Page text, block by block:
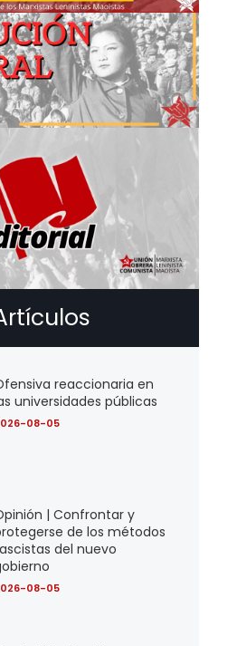
reaccionaria en
universidades públicas
08-05
| Confrontar y
de los métodos
del nuevo
08-05